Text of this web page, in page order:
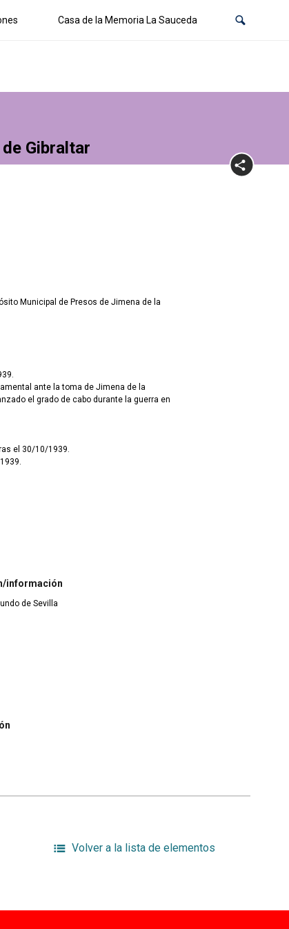
Casa de la Memoria La Sauceda
Gibraltar
Municipal de Presos de Jimena de la
ante la toma de Jimena de la
el 30/10/1939.
información
de Sevilla
Volver a la lista de elementos